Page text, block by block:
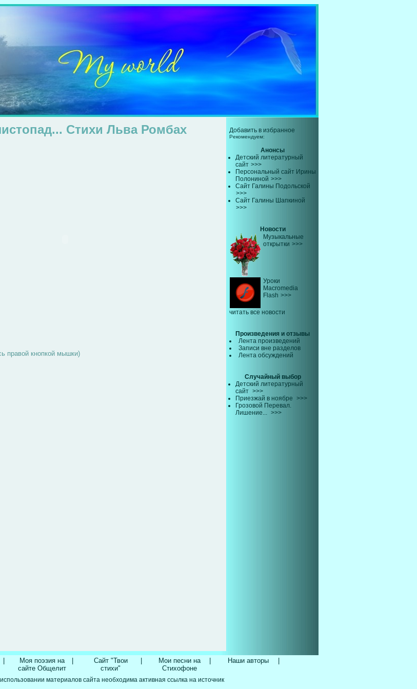
Добавить в избранное
Рекомендуем:
Анонсы
Детский литературный
сайт >>>
Персональный сайт Ирины
Полониной >>>
Сайт Галины Подольской
>>>
Сайт Галины Шапкиной
>>>
Новости
Музыкальные
открытки >>>
Уроки
Macromedia
Flash >>>
читать все новости
Произведения и отзывы
Лента произведений
Записи вне разделов
Лента обсуждений
Случайный выбор
Детский литературный
сайт >>>
Приезжай в ноябре >>>
Грозовой Перевал.
Лишение... >>>
Стихи Льва Ромбах
правой кнопкой мышки)
Моя поэзия на
сайте Общелит
Сайт "Твои
стихи"
Мои песни на
Стихофоне
Наши авторы
материалов сайта необходима активная ссылка на источник